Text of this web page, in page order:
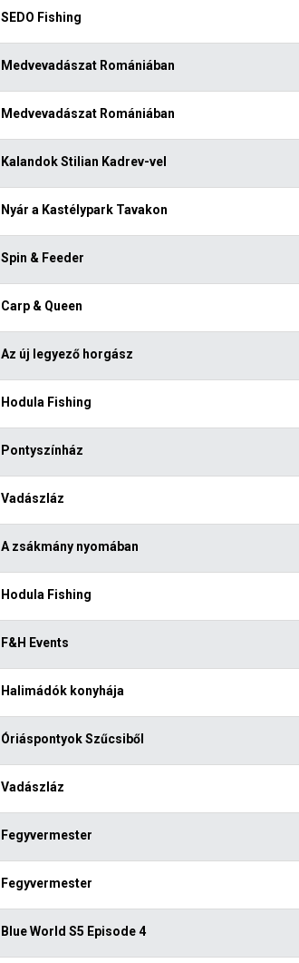
SEDO Fishing
Medvevadászat Romániában
Medvevadászat Romániában
Kalandok Stilian Kadrev-vel
Nyár a Kastélypark Tavakon
Spin & Feeder
Carp & Queen
Az új legyező horgász
Hodula Fishing
Pontyszínház
Vadászláz
A zsákmány nyomában
Hodula Fishing
F&H Events
Halimádók konyhája
Óriáspontyok Szűcsiből
Vadászláz
Fegyvermester
Fegyvermester
Blue World S5 Episode 4